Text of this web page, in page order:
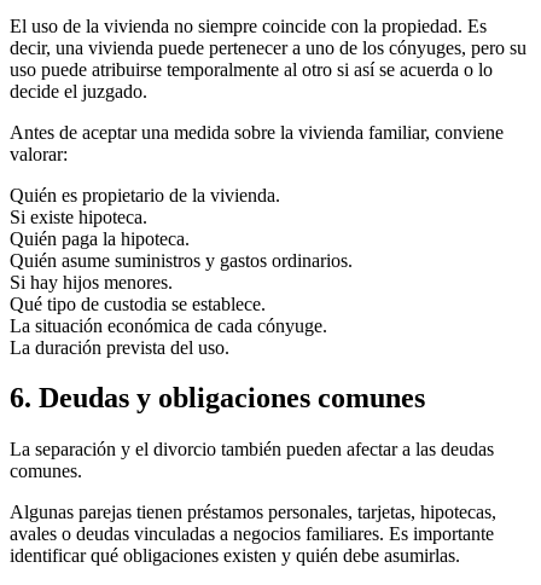
El uso de la vivienda no siempre coincide con la propiedad. Es
decir, una vivienda puede pertenecer a uno de los cónyuges, pero su
uso puede atribuirse temporalmente al otro si así se acuerda o lo
decide el juzgado.
Antes de aceptar una medida sobre la vivienda familiar, conviene
valorar:
Quién es propietario de la vivienda.
Si existe hipoteca.
Quién paga la hipoteca.
Quién asume suministros y gastos ordinarios.
Si hay hijos menores.
Qué tipo de custodia se establece.
La situación económica de cada cónyuge.
La duración prevista del uso.
6. Deudas y obligaciones comunes
La separación y el divorcio también pueden afectar a las deudas
comunes.
Algunas parejas tienen préstamos personales, tarjetas, hipotecas,
avales o deudas vinculadas a negocios familiares. Es importante
identificar qué obligaciones existen y quién debe asumirlas.